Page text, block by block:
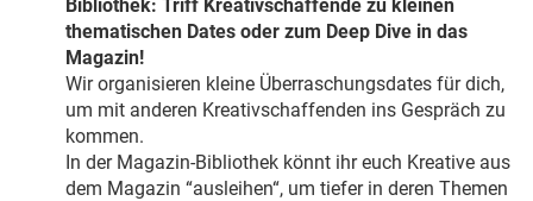
Bibliothek: Triff Kreativschaffende zu kleinen
thematischen Dates oder zum Deep Dive in das
Magazin!
Wir organisieren kleine Überraschungsdates für dich,
um mit anderen Kreativschaffenden ins Gespräch zu
kommen.
In der Magazin-Bibliothek könnt ihr euch Kreative aus
dem Magazin “ausleihen“, um tiefer in deren Themen